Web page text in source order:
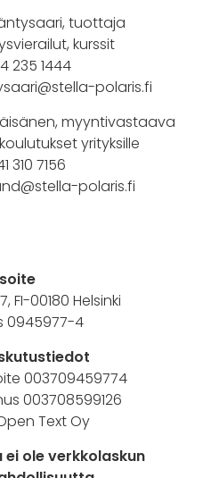
tuottaja
kurssit
235 1444
polaris.fi
myyntivastaava
yrityksille
310 7156
polaris.fi
FI-00180 Helsinki
0945977-4
003709459774
003708599126
Text Oy
ole verkkolaskun